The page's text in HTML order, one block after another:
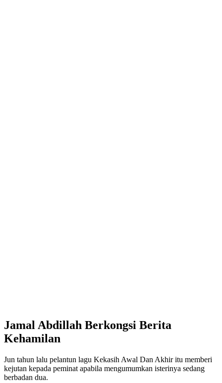
Jamal Abdillah Berkongsi Berita
Kehamilan
Jun tahun lalu pelantun lagu Kekasih Awal Dan Akhir itu memberi
kejutan kepada peminat apabila mengumumkan isterinya sedang
berbadan dua.